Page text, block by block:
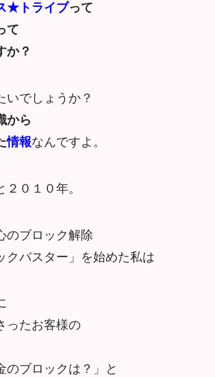
★トライブって
て
か？
いでしょうか？
から
情報なんですよ。
２０１０年。
のブロック解除
クバスター」を始めた私は
ったお客様の
のブロックは？」と